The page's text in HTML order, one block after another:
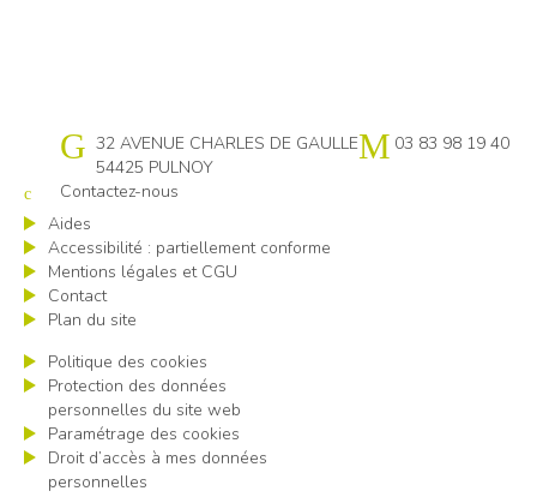
Cap emploi 54
32 AVENUE CHARLES DE GAULLE
54425 PULNOY
03 83 98 19 40
Contactez-nous
Aides
Accessibilité : partiellement conforme
Mentions légales et CGU
Contact
Plan du site
Politique des cookies
Protection des données
personnelles du site web
Paramétrage des cookies
Droit d’accès à mes données
personnelles